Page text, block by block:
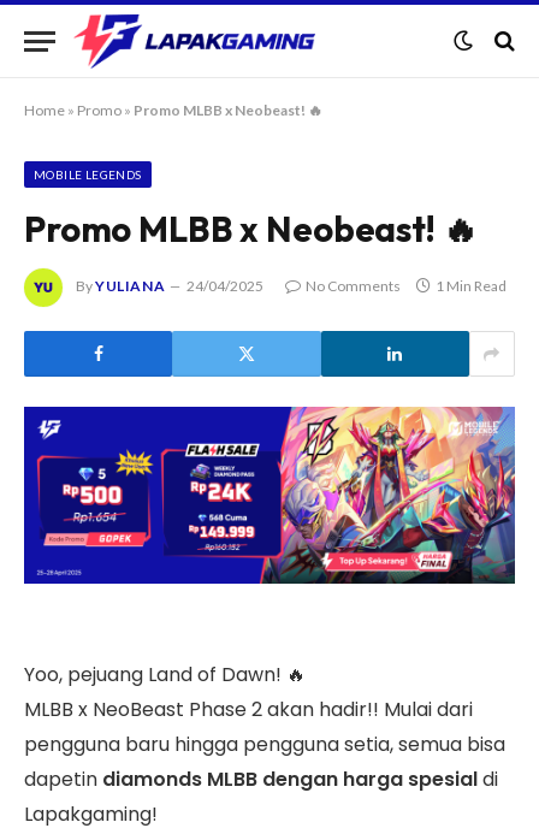
Home » Promo » Promo MLBB x Neobeast! 🔥
MOBILE LEGENDS
Promo MLBB x Neobeast! 🔥
ByYULIANA 24/04/2025 No Comments 1 Min Read
Yoo, pejuang Land of Dawn! 🔥
MLBB x NeoBeast Phase 2 akan hadir!! Mulai dari
pengguna baru hingga pengguna setia, semua bisa
dapetin diamonds MLBB dengan harga spesialdi
Lapakgaming!